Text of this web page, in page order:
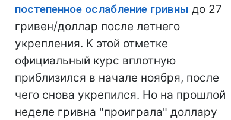
постепенное ослабление гривны до 27
гривен/доллар после летнего
укрепления. К этой отметке
официальный курс вплотную
приблизился в начале ноября, после
чего снова укрепился. Но на прошлой
неделе гривна "проиграла" доллару